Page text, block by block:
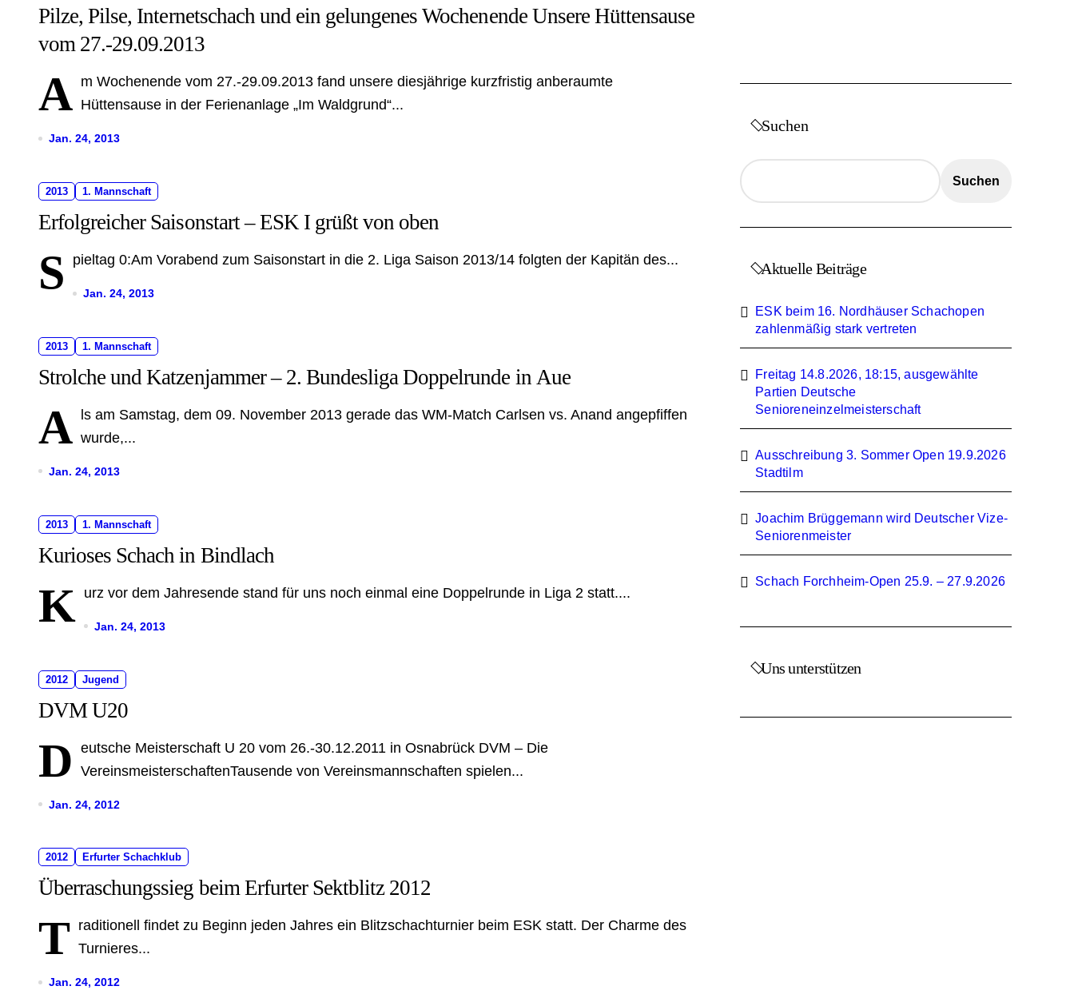
Pilze, Pilse, Internetschach und ein gelungenes Wochenende Unsere Hüttensause
vom 27.-29.09.2013
A m Wochenende vom 27.-29.09.2013 fand unsere diesjährige kurzfristig anberaumte
Hüttensause in der Ferienanlage „Im Waldgrund“...
Jan. 24, 2013
2013 1. Mannschaft
Erfolgreicher Saisonstart – ESK I grüßt von oben
S pieltag 0:Am Vorabend zum Saisonstart in die 2. Liga Saison 2013/14 folgten der Kapitän des...
Jan. 24, 2013
2013 1. Mannschaft
Strolche und Katzenjammer – 2. Bundesliga Doppelrunde in Aue
A ls am Samstag, dem 09. November 2013 gerade das WM-Match Carlsen vs. Anand angepfiffen
wurde,...
Jan. 24, 2013
2013 1. Mannschaft
Kurioses Schach in Bindlach
K urz vor dem Jahresende stand für uns noch einmal eine Doppelrunde in Liga 2 statt....
Jan. 24, 2013
2012 Jugend
DVM U20
D eutsche Meisterschaft U 20 vom 26.-30.12.2011 in Osnabrück DVM – Die
VereinsmeisterschaftenTausende von Vereinsmannschaften spielen...
Jan. 24, 2012
2012 Erfurter Schachklub
Überraschungssieg beim Erfurter Sektblitz 2012
T raditionell findet zu Beginn jeden Jahres ein Blitzschachturnier beim ESK statt. Der Charme des
Turnieres...
Jan. 24, 2012
Suchen
Suchen
Aktuelle Beiträge
ESK beim 16. Nordhäuser Schachopen
zahlenmäßig stark vertreten
Freitag 14.8.2026, 18:15, ausgewählte
Partien Deutsche
Senioreneinzelmeisterschaft
Ausschreibung 3. Sommer Open 19.9.2026
Stadtilm
Joachim Brüggemann wird Deutscher Vize-
Seniorenmeister
Schach Forchheim-Open 25.9. – 27.9.2026
Uns unterstützen